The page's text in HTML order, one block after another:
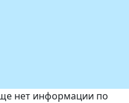
нет информации по